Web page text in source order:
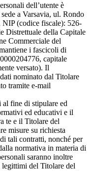
dell’utente è
a Varsavia, ul. Rondo
(codice fiscale): 526-
Distrettuale della Capitale
Commerciale del
i fascicoli di
capitale
versato). Il
nominato dal Titolare
tramite e-mail
al fine di stipulare ed
ed educativi e il
te e il Titolare del
misure su richiesta
tali contratti, nonché per
normativa in materia di
saranno inoltre
del Titolare del